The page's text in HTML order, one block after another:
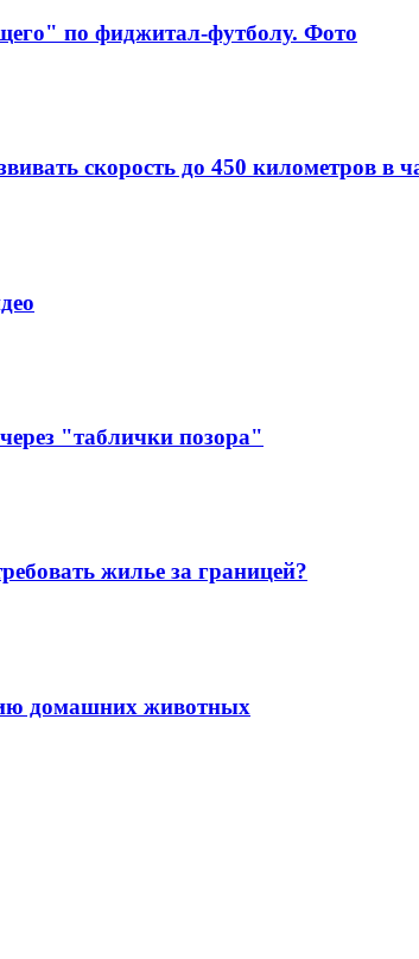
по фиджитал-футболу. Фото
скорость до 450 километров в
"таблички позора"
жилье за границей?
домашних животных